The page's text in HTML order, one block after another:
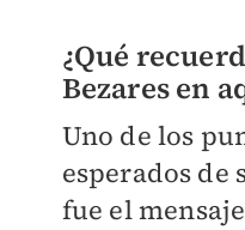
¿Qué
Bezares en
Uno de los
esperados de
fue el